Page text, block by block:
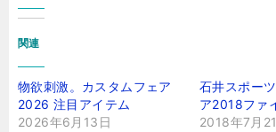
関連
物欲刺激。カスタムフェア
2026 注目アイテム
2026年6月13日
石井スポー
ア2018ファ
2018年7月